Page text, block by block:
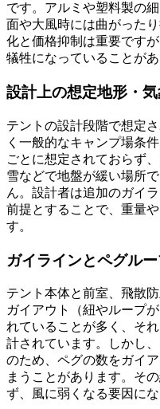
です。アルミや塑料製の
面や大風時には曲がった
化と価格抑制は重要です
犠牲になっていることがあ
設計上の想定地形・気
テントの設計段階で想定
く一般的なキャンプ場条
ごとに想定されておらず
雪などで地盤が緩い場所
ん。設計者は追加のガイ
前提とすることで、重量
す。
ガイラインとペグル
テント本体と前室、飛散
ガイアウト（紐やループ
れていることが多く、そ
計されています。しかし
のため、ペグの数をガイ
まうことがあります。そ
ず、風に弱くなる要因にな